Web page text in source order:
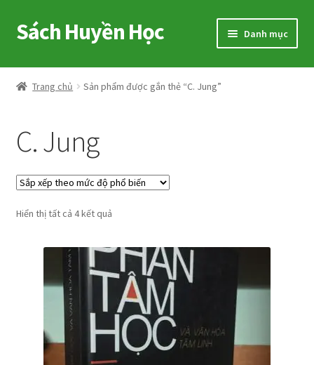
Đi
đến
hướng
Chuyển
đến
dung
Sách Huyền Học Danh mục
Home
Shop
Voucher
Hướng Dẫn
My account
Trang chủ Sản phẩm được gắn thẻ “C. Jung”
C. Jung
Hiển thị tất cả 4 kết quảĐã
theo
mức
phổ
biến